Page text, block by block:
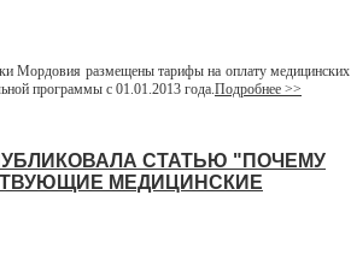
размещены тарифы на оплату медицинских
программы с 01.01.2013 года.Подробнее >>
СТАТЬЮ "ПОЧЕМУ
МЕДИЦИНСКИЕ